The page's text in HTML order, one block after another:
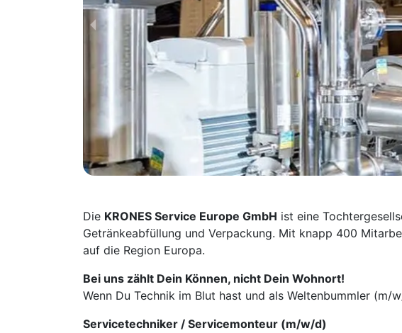
Die KRONES Service Europe GmbH ist eine
Getränke­abfüllung und Verpackung. Mit knapp 400
auf die Region Europa.
Bei uns zählt Dein Können, nicht Dein Wohnort!
Wenn Du Technik im Blut hast und als Weltenbummler
Servicetechniker / Servicemonteur (m/w/d)